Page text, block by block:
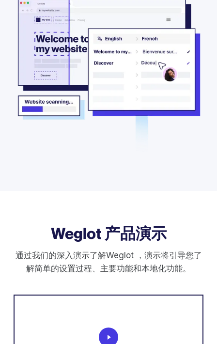
Weglot 产品演示
通过我们的深入演示了解Weglot ，演示将引导您了
解简单的设置过程、主要功能和本地化功能。